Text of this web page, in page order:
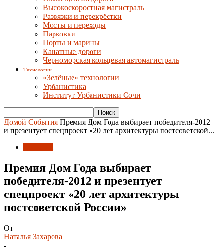
Высокоскоростная магистраль
Развязки и перекрёстки
Мосты и переходы
Парковки
Порты и марины
Канатные дороги
Черноморская кольцевая автомагистраль
Технологии
«Зелёные» технологии
Урбанистика
Институт Урбанистики Сочи
Домой События Премия Дом Года выбирает победителя-2012
и презентует спецпроект «20 лет архитектуры постсоветской...
Премия Дом Года выбирает
победителя-2012 и презентует
спецпроект «20 лет архитектуры
постсоветской России»
От
Наталья Захарова
-